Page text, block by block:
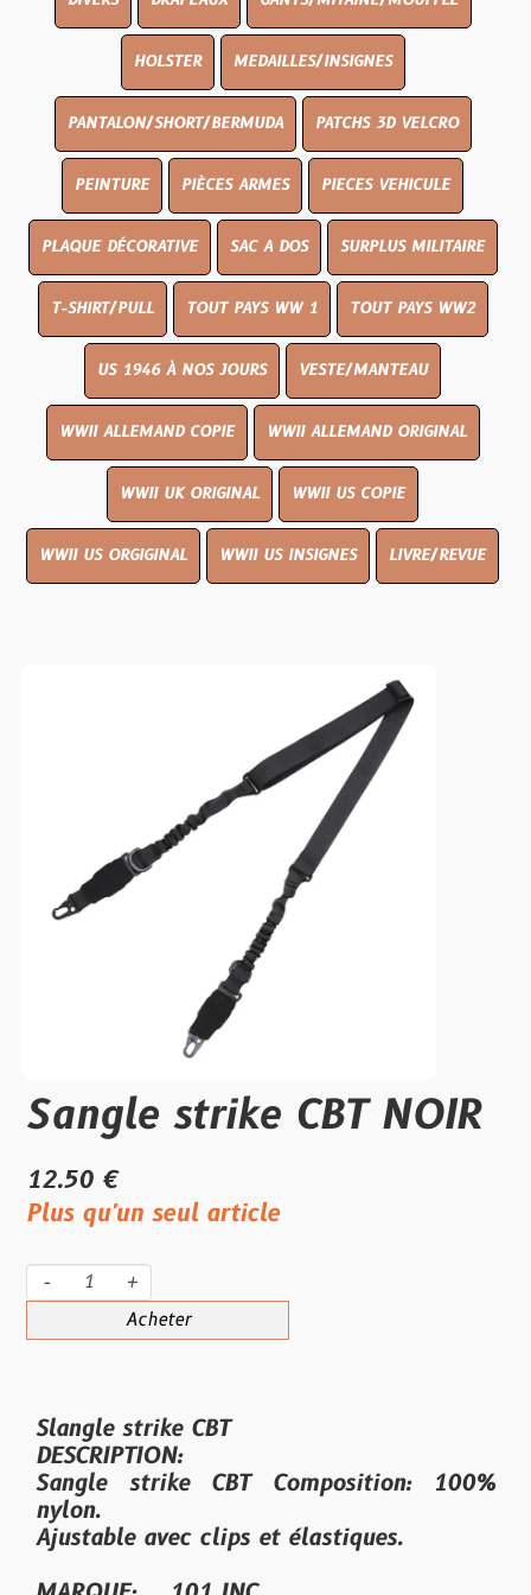
HOLSTER MEDAILLES/INSIGNES
PANTALON/SHORT/BERMUDA PATCHS 3D VELCRO
PEINTURE PIÈCES ARMES PIECES VEHICULE
PLAQUE DÉCORATIVE SAC A DOS SURPLUS MILITAIRE
T-SHIRT/PULL TOUT PAYS WW 1 TOUT PAYS WW2
US 1946 À NOS JOURS VESTE/MANTEAU
WWII ALLEMAND COPIE WWII ALLEMAND ORIGINAL
WWII UK ORIGINAL WWII US COPIE
WWII US ORGIGINAL WWII US INSIGNES LIVRE/REVUE
Sangle strike CBT NOIR
12.50 €
Plus qu'un seul article
- +
Acheter
Slangle strike CBT
DESCRIPTION:
Sangle strike CBT Composition: 100%
nylon.
Ajustable avec clips et élastiques.